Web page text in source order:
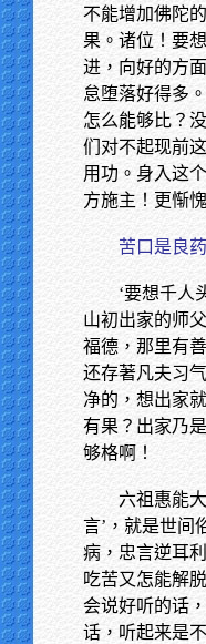
不能增加佛陀
果。诸位！要
进，向好的方
怠堕落好得多
怎么能够比？
们对不起现前
用功。身入这
方施主！更惭
苦口是良药
‘要想千人
山初出家的师
福德，那里有
还存著凡夫习
净的，想出家
有果？出家乃
够格啊！
六祖惠能
言’，就是世间
病，忠言逆耳
吃苦又怎能解
会说好听的话
话，听起来是